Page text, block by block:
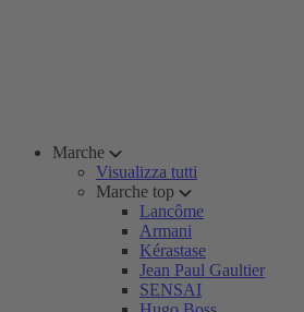
Marche
Visualizza tutti
Marche top
Lancôme
Armani
Kérastase
Jean Paul Gaultier
SENSAI